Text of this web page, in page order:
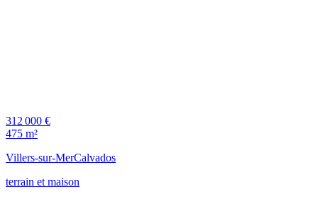
312 000 €
475 m²
Villers-sur-MerCalvados
terrain et maison